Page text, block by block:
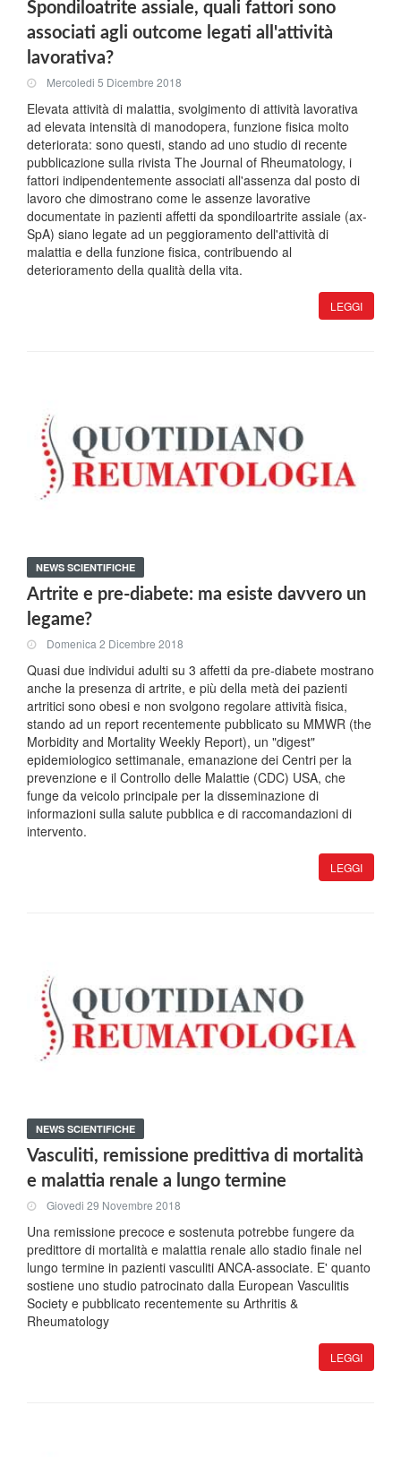
Spondiloatrite assiale, quali fattori sono
associati agli outcome legati all'attività
lavorativa?
Mercoledi 5 Dicembre 2018
Elevata attività di malattia, svolgimento di attività lavorativa
ad elevata intensità di manodopera, funzione fisica molto
deteriorata: sono questi, stando ad uno studio di recente
pubblicazione sulla rivista The Journal of Rheumatology, i
fattori indipendentemente associati all'assenza dal posto di
lavoro che dimostrano come le assenze lavorative
documentate in pazienti affetti da spondiloartrite assiale (ax-
SpA) siano legate ad un peggioramento dell'attività di
malattia e della funzione fisica, contribuendo al
deterioramento della qualità della vita.
LEGGI
NEWS SCIENTIFICHE
Artrite e pre-diabete: ma esiste davvero un
legame?
Domenica 2 Dicembre 2018
Quasi due individui adulti su 3 affetti da pre-diabete mostrano
anche la presenza di artrite, e più della metà dei pazienti
artritici sono obesi e non svolgono regolare attività fisica,
stando ad un report recentemente pubblicato su MMWR (the
Morbidity and Mortality Weekly Report), un "digest"
epidemiologico settimanale, emanazione dei Centri per la
prevenzione e il Controllo delle Malattie (CDC) USA, che
funge da veicolo principale per la disseminazione di
informazioni sulla salute pubblica e di raccomandazioni di
intervento.
LEGGI
NEWS SCIENTIFICHE
Vasculiti, remissione predittiva di mortalità
e malattia renale a lungo termine
Giovedi 29 Novembre 2018
Una remissione precoce e sostenuta potrebbe fungere da
predittore di mortalità e malattia renale allo stadio finale nel
lungo termine in pazienti vasculiti ANCA-associate. E' quanto
sostiene uno studio patrocinato dalla European Vasculitis
Society e pubblicato recentemente su Arthritis &
Rheumatology
LEGGI